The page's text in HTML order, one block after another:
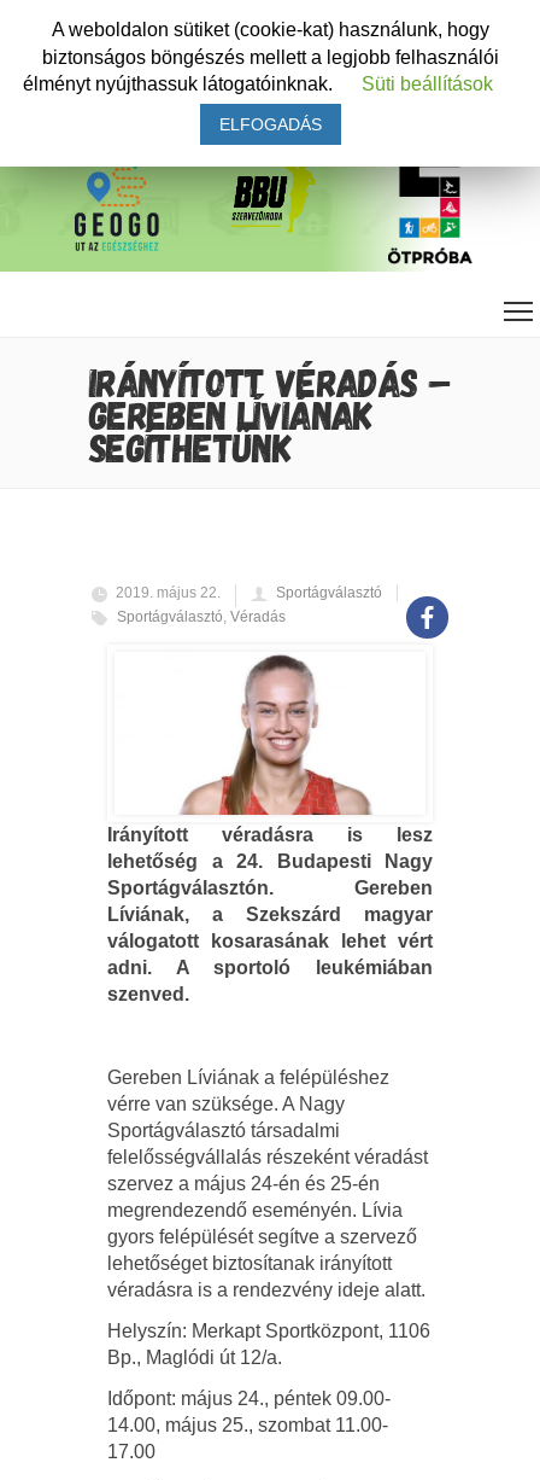
IRÁNYÍTOTT VÉRADÁS –
GEREBEN LÍVIÁNAK
SEGÍTHETÜNK
2019. május 22.
Sportágválasztó
Sportágválasztó, Véradás
Irányított véradásra is lesz
lehetőség a 24. Budapesti Nagy
Sportágválasztón. Gereben
Líviának, a Szekszárd magyar
válogatott kosarasának lehet vért
adni. A sportoló leukémiában
szenved.
Gereben Líviának a felépüléshez
vérre van szüksége. A Nagy
Sportágválasztó társadalmi
felelősségvállalás részeként véradást
szervez a május 24-én és 25-én
megrendezendő eseményén. Lívia
gyors felépülését segítve a szervező
lehetőséget biztosítanak irányított
véradásra is a rendezvény ideje alatt.
Helyszín: Merkapt Sportközpont, 1106
Bp., Maglódi út 12/a.
Időpont: május 24., péntek 09.00-
14.00, május 25., szombat 11.00-
17.00
A weboldalon sütiket (cookie-kat) használunk, hogy
biztonságos böngészés mellett a legjobb felhasználói
élményt nyújthassuk látogatóinknak.
Süti beállítások
ELFOGADÁS